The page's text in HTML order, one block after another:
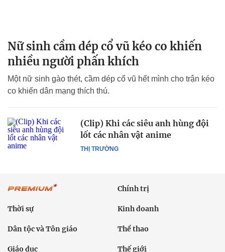
Nữ sinh cầm dép cổ vũ kéo co khiến
nhiều người phấn khích
Một nữ sinh gào thét, cầm dép cổ vũ hết mình cho trận kéo
co khiến dân mạng thích thú.
THỊ TRƯỜNG
(Clip) Khi các siêu anh hùng đội
lốt các nhân vật anime
Chính trị
Thời sự Kinh doanh
Dân tộc và Tôn giáo Thể thao
Giáo dục Thế giới